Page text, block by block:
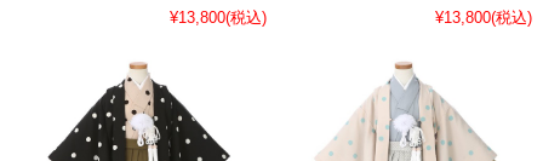
¥13,800(税込) ¥13,800(税込)